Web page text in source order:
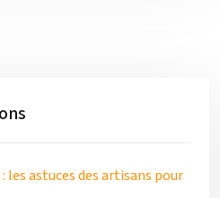
astuces des artisans pour